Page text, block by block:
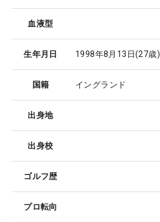
血液型
生年月日 1998年8月13日(27歳)
国籍 イングランド
出身地
出身校
ゴルフ歴
プロ転向